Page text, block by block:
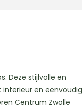
Deze stijlvolle en
interieur en eenvoudig
Centrum Zwolle